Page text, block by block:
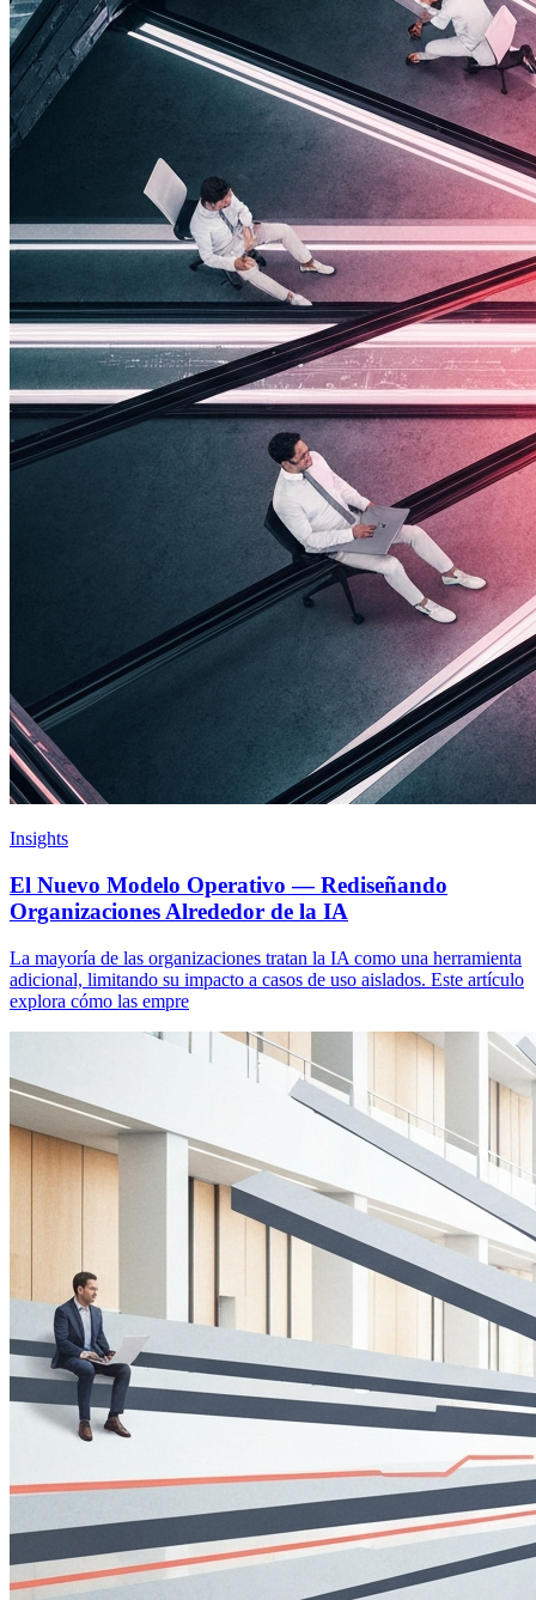
Insights
El Nuevo Modelo Operativo — Rediseñando
Organizaciones Alrededor de la IA
La mayoría de las organizaciones tratan la IA como una herramienta
adicional, limitando su impacto a casos de uso aislados. Este artículo
explora cómo las empre